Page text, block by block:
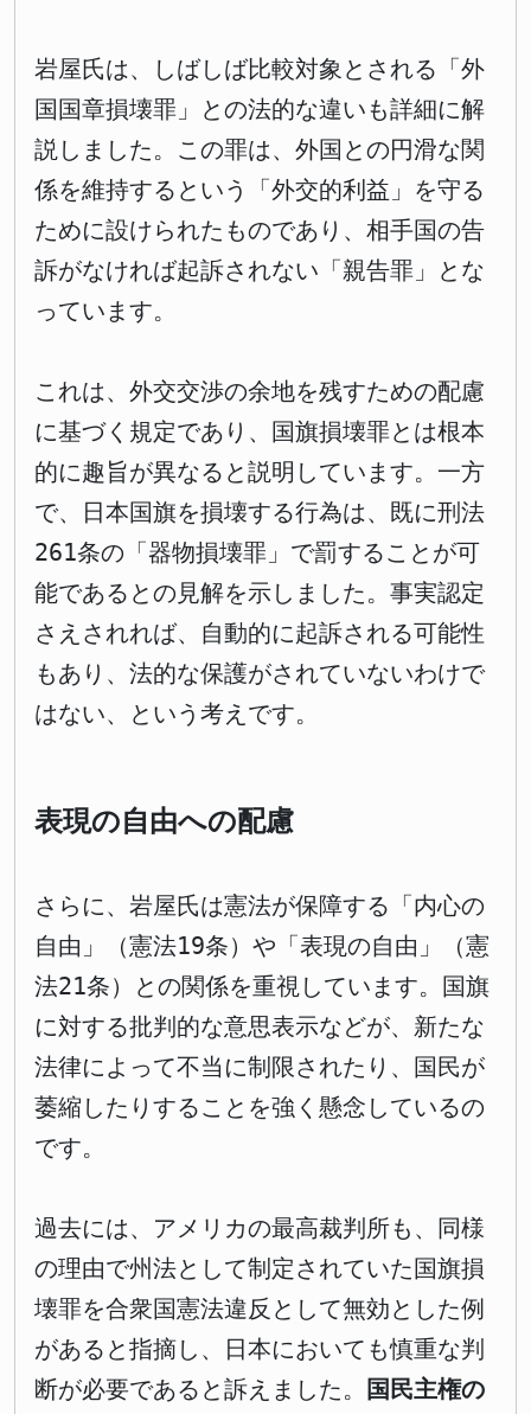
岩屋氏は、しばしば比較対象とされる「外
国国章損壊罪」との法的な違いも詳細に解
説しました。この罪は、外国との円滑な関
係を維持するという「外交的利益」を守る
ために設けられたものであり、相手国の告
訴がなければ起訴されない「親告罪」とな
っています。
これは、外交交渉の余地を残すための配慮
に基づく規定であり、国旗損壊罪とは根本
的に趣旨が異なると説明しています。一方
で、日本国旗を損壊する行為は、既に刑法
261条の「器物損壊罪」で罰することが可
能であるとの見解を示しました。事実認定
さえされれば、自動的に起訴される可能性
もあり、法的な保護がされていないわけで
はない、という考えです。
表現の自由への配慮
さらに、岩屋氏は憲法が保障する「内心の
自由」（憲法19条）や「表現の自由」（憲
法21条）との関係を重視しています。国旗
に対する批判的な意思表示などが、新たな
法律によって不当に制限されたり、国民が
萎縮したりすることを強く懸念しているの
です。
過去には、アメリカの最高裁判所も、同様
の理由で州法として制定されていた国旗損
壊罪を合衆国憲法違反として無効とした例
があると指摘し、日本においても慎重な判
断が必要であると訴えました。
国民主権の